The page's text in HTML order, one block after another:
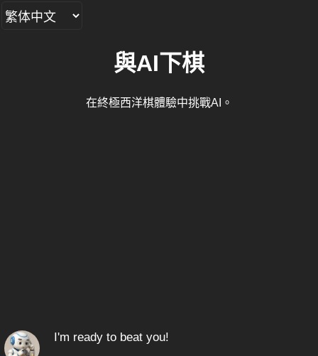
與AI下棋
在終極西洋棋體驗中挑戰AI。
I'm ready to beat you!